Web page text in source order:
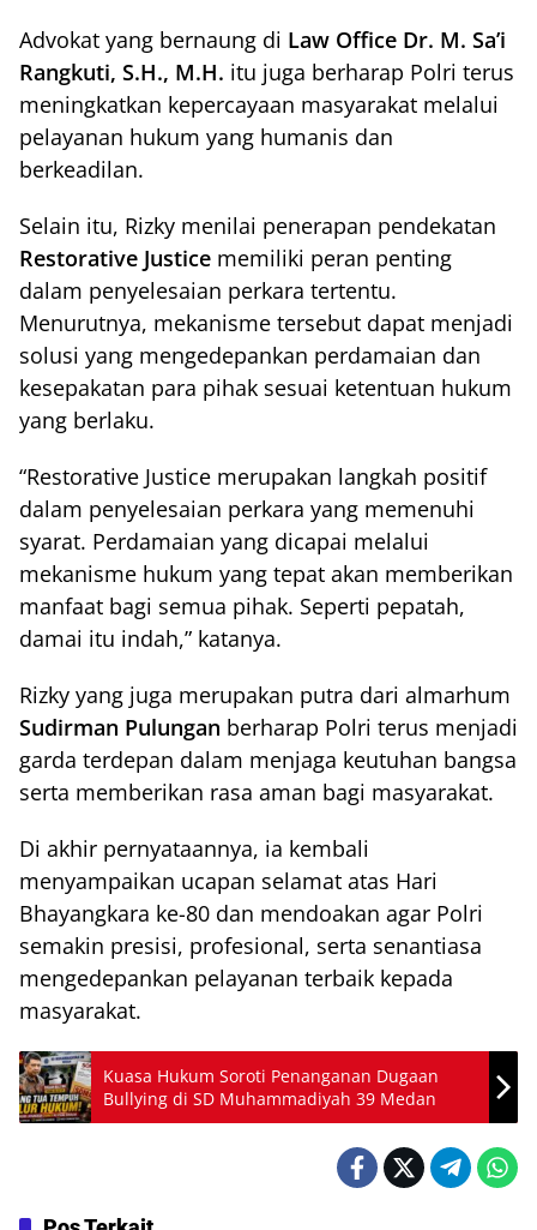
Advokat yang bernaung di Law Office Dr. M. Sa’i
Rangkuti, S.H., M.H. itu juga berharap Polri terus
meningkatkan kepercayaan masyarakat melalui
pelayanan hukum yang humanis dan
berkeadilan.
Selain itu, Rizky menilai penerapan pendekatan
Restorative Justice memiliki peran penting
dalam penyelesaian perkara tertentu.
Menurutnya, mekanisme tersebut dapat menjadi
solusi yang mengedepankan perdamaian dan
kesepakatan para pihak sesuai ketentuan hukum
yang berlaku.
“Restorative Justice merupakan langkah positif
dalam penyelesaian perkara yang memenuhi
syarat. Perdamaian yang dicapai melalui
mekanisme hukum yang tepat akan memberikan
manfaat bagi semua pihak. Seperti pepatah,
damai itu indah,” katanya.
Rizky yang juga merupakan putra dari almarhum
Sudirman Pulungan berharap Polri terus menjadi
garda terdepan dalam menjaga keutuhan bangsa
serta memberikan rasa aman bagi masyarakat.
Di akhir pernyataannya, ia kembali
menyampaikan ucapan selamat atas Hari
Bhayangkara ke-80 dan mendoakan agar Polri
semakin presisi, profesional, serta senantiasa
mengedepankan pelayanan terbaik kepada
masyarakat.
Kuasa Hukum Soroti Penanganan Dugaan
Bullying di SD Muhammadiyah 39 Medan